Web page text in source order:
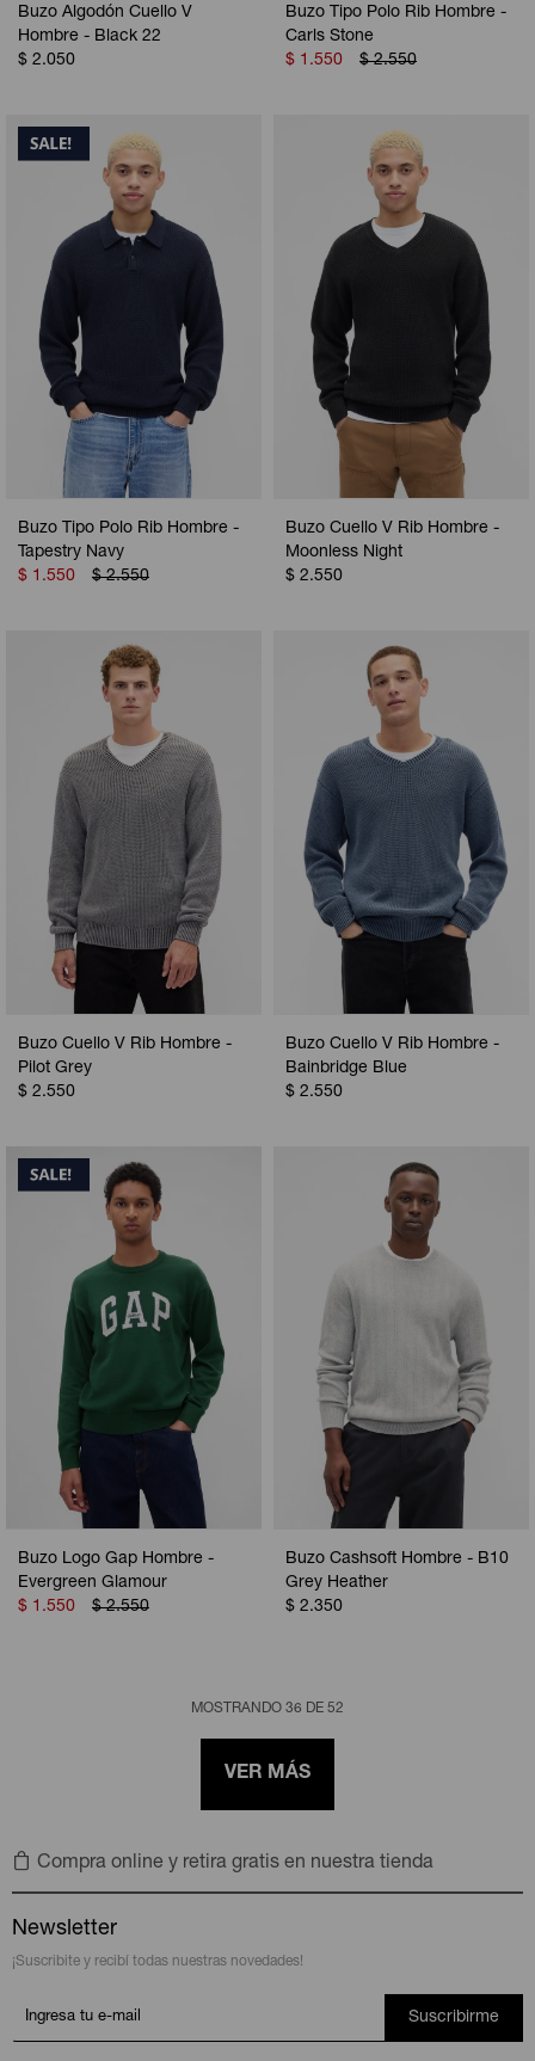
Buzo Algodón Cuello V
Hombre - Black 22
$ 2.050
Buzo Tipo Polo Rib Hombre -
Carls Stone
$ 1.550 $ 2.550
Buzo Tipo Polo Rib Hombre -
Tapestry Navy
$ 1.550 $ 2.550
Buzo Cuello V Rib Hombre -
Moonless Night
$ 2.550
Buzo Cuello V Rib Hombre -
Pilot Grey
$ 2.550
Buzo Cuello V Rib Hombre -
Bainbridge Blue
$ 2.550
Buzo Logo Gap Hombre -
Evergreen Glamour
$ 1.550 $ 2.550
Buzo Cashsoft Hombre - B10
Grey Heather
$ 2.350
MOSTRANDO 36 DE 52
VER MÁS
Compra online y retira gratis en nuestra tienda
Newsletter
¡Suscribite y recibí todas nuestras novedades!
Suscribirme